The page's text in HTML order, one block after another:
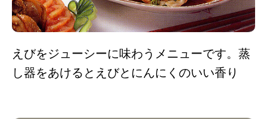
えびをジューシーに味わうメニューです。蒸
し器をあけるとえびとにんにくのいい香り